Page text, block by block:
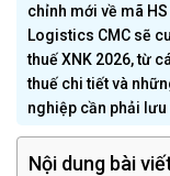
chỉnh mới về mã
Logistics CMC sẽ
thuế XNK 2026, từ
thuế chi tiết và
nghiệp cần phải lưu
Nội dung bài